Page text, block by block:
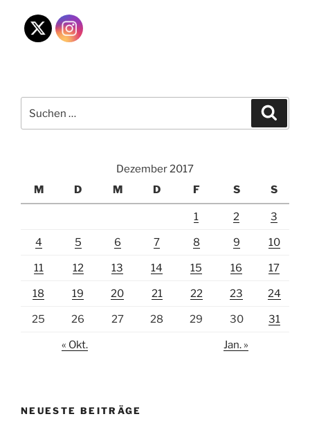
nach:
Dezember 2017
M
D M D F S S
1 2 3
4 5 6 7 8 9 10
11 12 13 14 15 16 17
18 19 20 21 22 23 24
25 26 27 28 29 30 31
« Okt. Jan. »
NEUESTE BEITRÄGE